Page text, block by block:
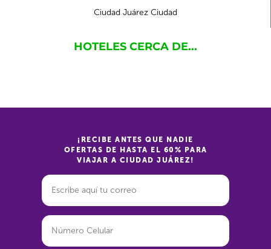
Ciudad Juárez Ciudad
HOTELES CERCA DE...
¡RECIBE ANTES QUE NADIE
OFERTAS DE HASTA EL 60% PARA
VIAJAR A CIUDAD JUÁREZ!